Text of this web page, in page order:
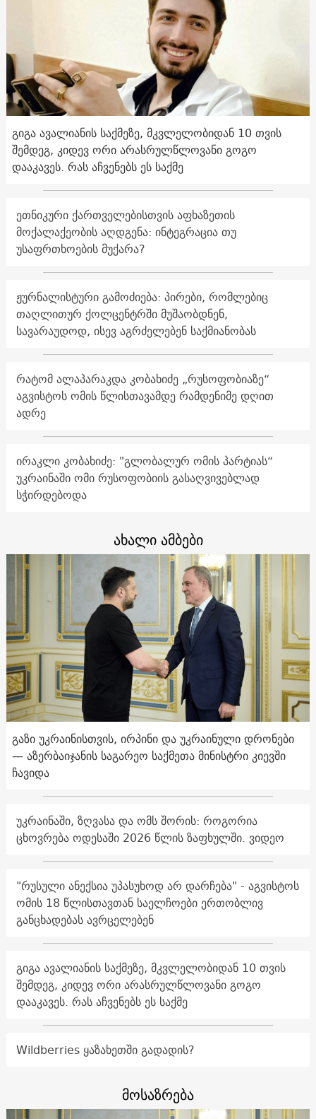
გიგა ავალიანის საქმეზე, მკვლელობიდან 10 თვის
შემდეგ, კიდევ ორი არასრულწლოვანი გოგო
დააკავეს. რას აჩვენებს ეს საქმე
ეთნიკური ქართველებისთვის აფხაზეთის
მოქალაქეობის აღდგენა: ინტეგრაცია თუ
უსაფრთხოების მუქარა?
ჟურნალისტური გამოძიება: პირები, რომლებიც
თაღლითურ ქოლცენტრში მუშაობდნენ,
სავარაუდოდ, ისევ აგრძელებენ საქმიანობას
რატომ ალაპარაკდა კობახიძე „რუსოფობიაზე“
აგვისტოს ომის წლისთავამდე რამდენიმე დღით
ადრე
ირაკლი კობახიძე: "გლობალურ ომის პარტიას“
უკრაინაში ომი რუსოფობიის გასაღვივებლად
სჭირდებოდა
ახალი ამბები
გაზი უკრაინისთვის, ირპინი და უკრაინული დრონები
— აზერბაიჯანის საგარეო საქმეთა მინისტრი კიევში
ჩავიდა
უკრაინაში, ზღვასა და ომს შორის: როგორია
ცხოვრება ოდესაში 2026 წლის ზაფხულში. ვიდეო
"რუსული ანექსია უპასუხოდ არ დარჩება" - აგვისტოს
ომის 18 წლისთავთან საელჩოები ერთობლივ
განცხადებას ავრცელებენ
გიგა ავალიანის საქმეზე, მკვლელობიდან 10 თვის
შემდეგ, კიდევ ორი არასრულწლოვანი გოგო
დააკავეს. რას აჩვენებს ეს საქმე
Wildberries ყაზახეთში გადადის?
მოსაზრება